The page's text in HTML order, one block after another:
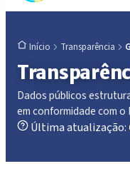
Início Transparência
Dados públicos
em conformidade com o
Última atualização: